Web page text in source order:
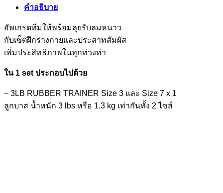
คำอธิบาย
อัพเกรดทีมให้พร้อมลุยรับลมหนาว
กับเซ็ตฝึกร่างกายและประสาทสัมผัส
เพิ่มประสิทธิภาพในทุกท่วงท่า
ใน 1 set ประกอบไปด้วย
– 3LB RUBBER TRAINER Size 3 และ Size 7 x 1
ลูกบาส น้ำหนัก 3 lbs หรือ 1.3 kg เท่ากันทั้ง 2 ไซส์